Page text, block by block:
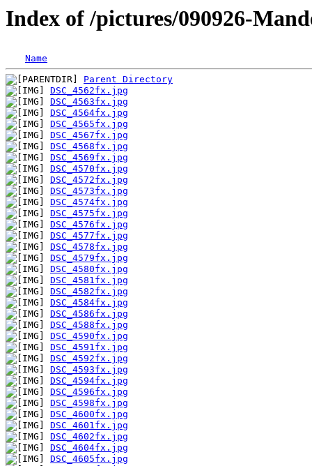
Index of /pictures/090926-
Name
Parent Directory
DSC_4562fx.jpg
DSC_4563fx.jpg
DSC_4564fx.jpg
DSC_4565fx.jpg
DSC_4567fx.jpg
DSC_4568fx.jpg
DSC_4569fx.jpg
DSC_4570fx.jpg
DSC_4572fx.jpg
DSC_4573fx.jpg
DSC_4574fx.jpg
DSC_4575fx.jpg
DSC_4576fx.jpg
DSC_4577fx.jpg
DSC_4578fx.jpg
DSC_4579fx.jpg
DSC_4580fx.jpg
DSC_4581fx.jpg
DSC_4582fx.jpg
DSC_4584fx.jpg
DSC_4586fx.jpg
DSC_4588fx.jpg
DSC_4590fx.jpg
DSC_4591fx.jpg
DSC_4592fx.jpg
DSC_4593fx.jpg
DSC_4594fx.jpg
DSC_4596fx.jpg
DSC_4598fx.jpg
DSC_4600fx.jpg
DSC_4601fx.jpg
DSC_4602fx.jpg
DSC_4604fx.jpg
DSC_4605fx.jpg